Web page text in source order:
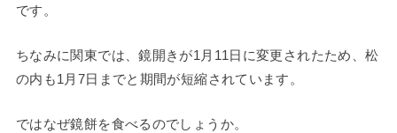
です。
ちなみに関東では、鏡開きが1月11日に変更されたため、松
の内も1月7日までと期間が短縮されています。
ではなぜ鏡餅を食べるのでしょうか。